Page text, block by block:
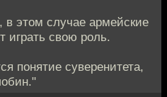
в этом случае армейские
играть свою роль.
понятие суверенитета,